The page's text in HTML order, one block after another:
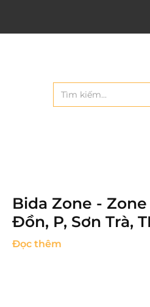
Bida Zone -
Đồn, P, Sơn Trà,
Đọc thêm